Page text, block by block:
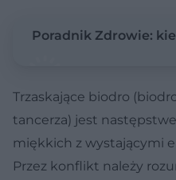
Poradnik Zdrowie:
Trzaskające biodro
tancerza) jest
miękkich z wystającymi
Przez konflikt należy